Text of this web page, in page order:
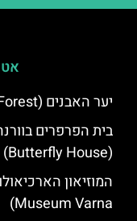
יער האבנים (Stone Forest) ליד ורנה
בית הפרפרים
(Butterfly House)
Museum Varna)